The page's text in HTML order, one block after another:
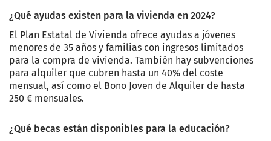
¿Qué ayudas existen para la vivienda en 2024?
El Plan Estatal de Vivienda ofrece ayudas a jóvenes
menores de 35 años y familias con ingresos limitados
para la compra de vivienda. También hay subvenciones
para alquiler que cubren hasta un 40% del coste
mensual, así como el Bono Joven de Alquiler de hasta
250 € mensuales.
¿Qué becas están disponibles para la educación?